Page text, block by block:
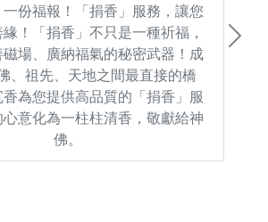
份福報！「捐香」服務，讓您
！「捐香」不只是一種祈福，
場、廣納福氣的秘密武器！成
、祖先、天地之間最直接的橋
為您提供高品質的「捐香」服
意化為一柱柱清香，敬獻給神
佛。
Next